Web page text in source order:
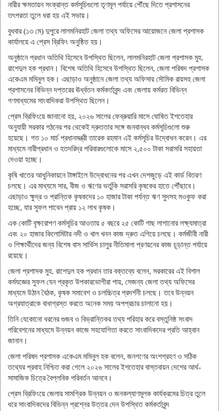
নারীর ক্ষমতায়ন সংক্রান্ত কর্মসূচিগুলো তৃণমূল পর্যায়ে পৌঁছে দিতে প্রশাসনের
তৎপরতা তুলে ধরা হয় এই সভায়।
‎বুধবার (১৩ মে) দুপুরে লালমনিরহাট জেলা তথ্য অফিসের আয়োজনে জেলা প্রশাসক
কার্যালয়ে এ প্রেস ব্রিফিং অনুষ্ঠিত হয়।
‎‎​অনুষ্ঠানে প্রধান অতিথি হিসেবে উপস্থিত ছিলেন, লালমনিরহাট জেলা প্রশাসক মুহ.
রাশেদুল হক প্রধান। বিশেষ অতিথি হিসেবে উপস্থিত ছিলেন, জেলা পরিষদ প্রশাসক
একেএম মমিনুল হক। এছাড়াও অনুষ্ঠানে জেলা তথ্য অফিসার সৌমিক রায়সহ জেলা
প্রশাসনের বিভিন্ন দপ্তরের ঊর্ধ্বতন কর্মকর্তাবৃন্দ এবং জেলায় কর্মরত বিভিন্ন
গণমাধ্যমের সাংবাদিকরা উপস্থিত ছিলেন।
‎প্রেস ​ব্রিফিংয়ে জানানো হয়, ২০২৬ সালের ফেব্রুয়ারি মাসে ঘোষিত ইশতেহার
অনুযায়ী সরকার গঠনের পর থেকেই দ্রুততার সঙ্গে জনবান্ধব কর্মসূচিগুলো শুরু
হয়েছে। গত ১০ মার্চ প্রধানমন্ত্রী তারেক রহমান এই কর্মসূচির উদ্বোধন করেন। এর
মাধ্যমে নারীপ্রধান ও হতদরিদ্র পরিবারগুলোকে মাসে ২,৫০০ টাকা সরাসরি সহায়তা
দেওয়া হচ্ছে।
‎​‎কৃষি খাতের আধুনিকায়নে টাঙ্গাইলে উদ্বোধনের পর এখন দেশজুড়ে এই কার্ড বিতরণ
চলছে। এর মাধ্যমে সার, বীজ ও ঋণের ভর্তুকি সরাসরি কৃষকের হাতে পৌঁছাবে।
এছাড়াও ক্ষুদ্র ও প্রান্তিক কৃষকদের ১০ হাজার টাকা পর্যন্ত ঋণ সুদসহ মওকুফ করা
হচ্ছে, যার সুফল পাবেন প্রায় ১২ লাখ কৃষক।
‎​এক কোটি বৃক্ষরোপণ কর্মসূচির আওতায় ৫ বছরে ২৫ কোটি গাছ লাগানোর লক্ষ্যমাত্রা
এবং ২০ হাজার কিলোমিটার নদী ও খাল খনন কাজ দ্রুত এগিয়ে চলছে। কর্মজীবী নারী
ও শিক্ষার্থীদের জন্য বিশেষ বাস সার্ভিস চালুর নীতিমালা প্রণয়নের কাজ চূড়ান্ত পর্যায়ে
রয়েছে।
‎​জেলা প্রশাসক মুহ. রাশেদুল হক প্রধান তার বক্তব্যে বলেন, সরকারের এই বিশাল
কর্মযজ্ঞের সুফল যেন প্রকৃত উপকারভোগীরা পায়, সেজন্য জেলা তথ্য অফিসের
মাধ্যমে উঠান বৈঠক, কৃষক সমাবেশ ও চলচ্চিত্র প্রদর্শনী চলছে। তবে উন্নয়ন
অগ্রযাত্রাকে বাধাগ্রস্ত করতে অনেক সময় অপপ্রচার চালানো হয়।
‎তিনি যেকোনো ধরনের গুজব ও বিভ্রান্তিকর তথ্য পরিহার করে বস্তুনিষ্ঠ সংবাদ
পরিবেশনের মাধ্যমে উন্নয়ন কাজে সহযোগিতা করতে সাংবাদিকদের প্রতি আহ্বান
জানান।
‎‎জেলা পরিষদ প্রশাসক একেএম মমিনুল হক বলেন, জনগণের অংশগ্রহণ ও সঠিক
তথ্যের প্রবাহ নিশ্চিত করা গেলে ২০২৬ সালের ইশতেহার বাস্তবায়ন দেশের আর্থ-
সামাজিক চিত্রে বৈপ্লবিক পরিবর্তন আনবে।
‎‎​প্রেস ব্রিফিংয়ে জেলার সামগ্রিক উন্নয়ন ও জনকল্যাণমূলক কার্যক্রমের চিত্র তুলে
ধরে সাংবাদিকদের বিভিন্ন প্রশ্নের উত্তর দেন উপস্থিত কর্মকর্তাবৃন্দ